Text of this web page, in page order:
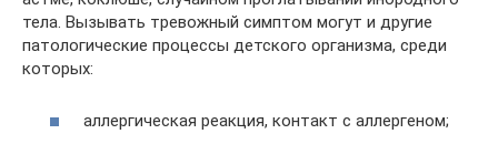
тела. Вызывать тревожный симптом могут и другие
патологические процессы детского организма, среди
которых:
аллергическая реакция, контакт с аллергеном;